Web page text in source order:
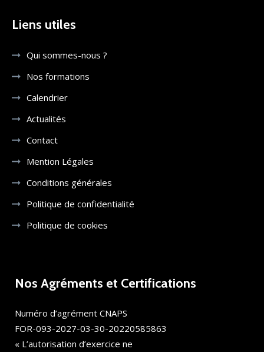
Liens utiles
Qui sommes-nous ?
Nos formations
Calendrier
Actualités
Contact
Mention Légales
Conditions générales
Politique de confidentialité
Politique de cookies
Nos Agréments et Certifications
Numéro d’agrément CNAPS
FOR-093-2027-03-30-20220585863
« L’autorisation d’exercice ne